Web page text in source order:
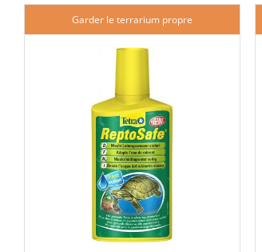
Garder le terrarium propre